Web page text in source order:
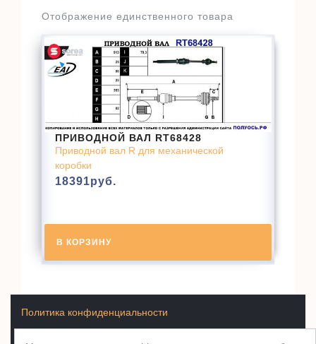
Отображение единственного товара
ПРИВОДНОЙ ВАЛ RT68428
Приводной вал R для механической
коробки
18391руб.
В КОРЗИНУ
Политика конфиденциальности